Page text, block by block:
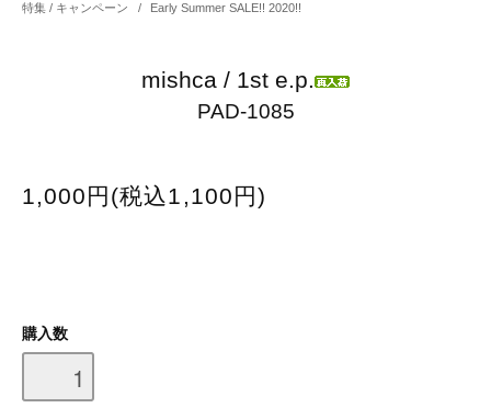
特集 / キャンペーン / Early Summer SALE!! 2020!!
mishca / 1st e.p.
PAD-1085
1,000円(税込1,100円)
購入数